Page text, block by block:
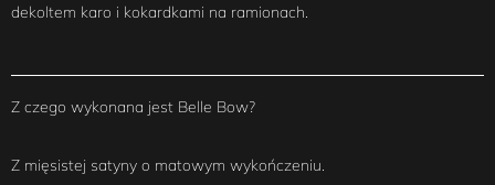
dekoltem karo i kokardkami na ramionach.
Z czego wykonana jest Belle Bow?
Z mięsistej satyny o matowym wykończeniu.